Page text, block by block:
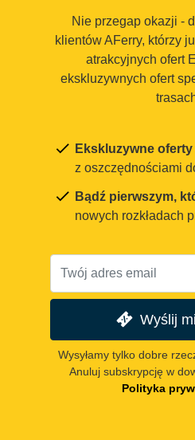
Nie przegap okazji -
klientów AFerry, którzy
atrakcyjnych ofert
ekskluzywnych ofert
Ekskluzywne
z oszczędnościami
Bądź pierwszym,
nowych rozkładach
Wyślij
Wysyłamy tylko dobre
Anuluj subskrypcję w
Polityka